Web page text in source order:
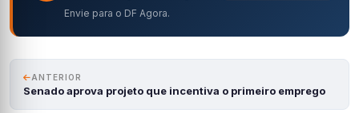
Envie para o DF Agora.
ANTERIOR
Senado aprova projeto que incentiva o primeiro emprego